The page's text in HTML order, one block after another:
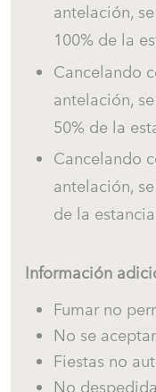
✔ Vacaciones de
Información
coches.
Por favor,
antes de realizar
para confirmarlo.
antelación,
100% de la
Cancelando
antelación,
50% de la
Cancelando
antelación,
de la
Información
Fumar no
No se
Fiestas no
No